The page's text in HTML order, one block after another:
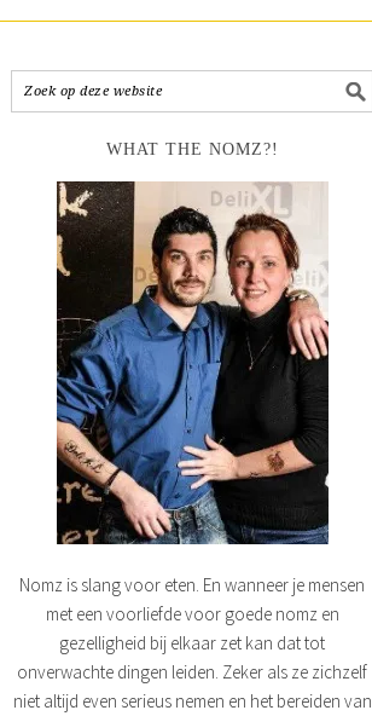
WHAT THE NOMZ?!
Nomz is slang voor eten. En wanneer je mensen
met een voorliefde voor goede nomz en
gezelligheid bij elkaar zet kan dat tot
onverwachte dingen leiden. Zeker als ze zichzelf
niet altijd even serieus nemen en het bereiden van